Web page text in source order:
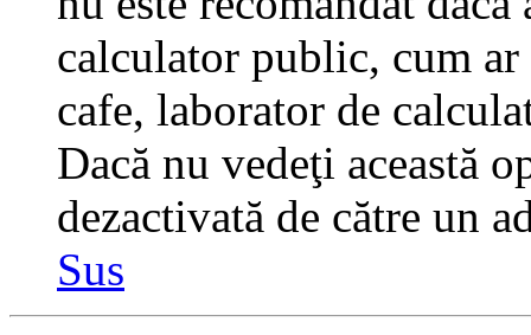
calculator public, cum
cafe, laborator de
Dacă nu vedeţi această
dezactivată de către un
Sus